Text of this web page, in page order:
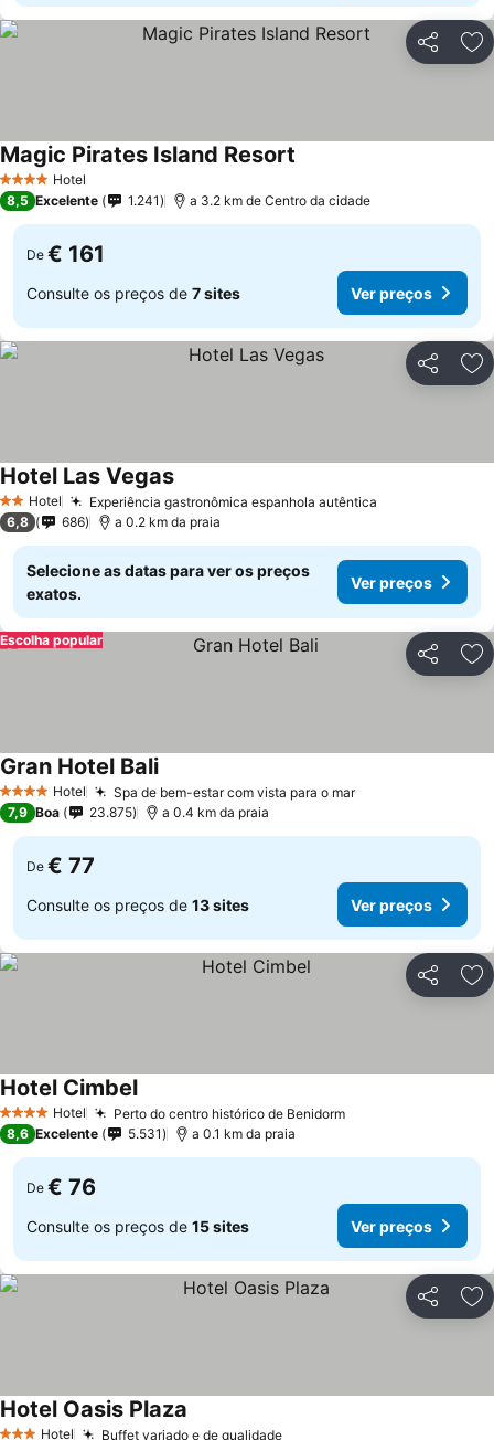
Partilhar
4 EstrelasHotel
Magic Pirates Island Resort
8,5 Excelente 1.241 a 3.2 km de Centro da cidade
De € 161
Consulte os preços de 7 sites Ver preços
Partilhar
2 Estrelas
Hotel Experiência gastronômica espanhola autêntica
Hotel Las VegasVer preços
6,8 686 a 0.2 km da praia
Selecione as datas para ver os preços
exatos.
Ver preços
Partilhar
Escolha popular
4 EstrelasHotel Spa de bem-estar com vista para o marVer preços
Gran Hotel BaliVer preços
7,9 Boa 23.875 a 0.4 km da praia
De € 77
Consulte os preços de 13 sites Ver preços
Partilhar
4 EstrelasHotel Perto do centro histórico de BenidormVer preços
Hotel CimbelVer preços
8,6 Excelente 5.531 a 0.1 km da praia
De € 76
Consulte os preços de 15 sites Ver preços
Partilhar
Hotel Buffet variado e de qualidade
Hotel Oasis Plaza